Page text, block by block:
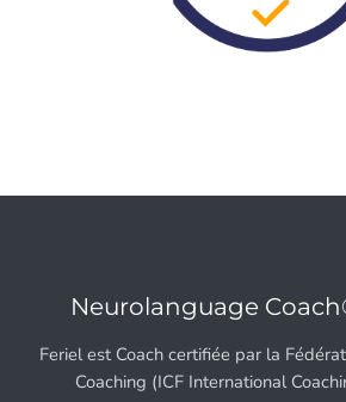
Neurolanguage
Feriel est Coach certifiée par la
Coaching (ICF International